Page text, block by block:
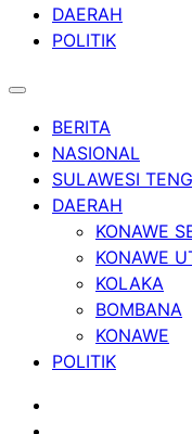
DAERAH
POLITIK
BERITA
NASIONAL
SULAWESI
DAERAH
KONAWE
KONAWE
KOLAKA
BOMBANA
KONAWE
POLITIK